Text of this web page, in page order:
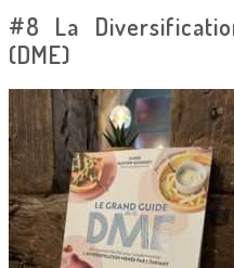
#8 La
(DME)